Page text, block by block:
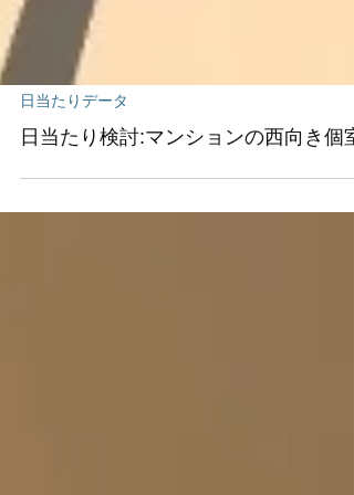
日当たりデータ
日当たり検討:マンションの西向き個室